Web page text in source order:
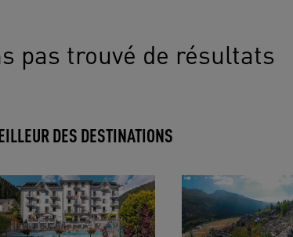
pas trouvé de résultats
DES DESTINATIONS